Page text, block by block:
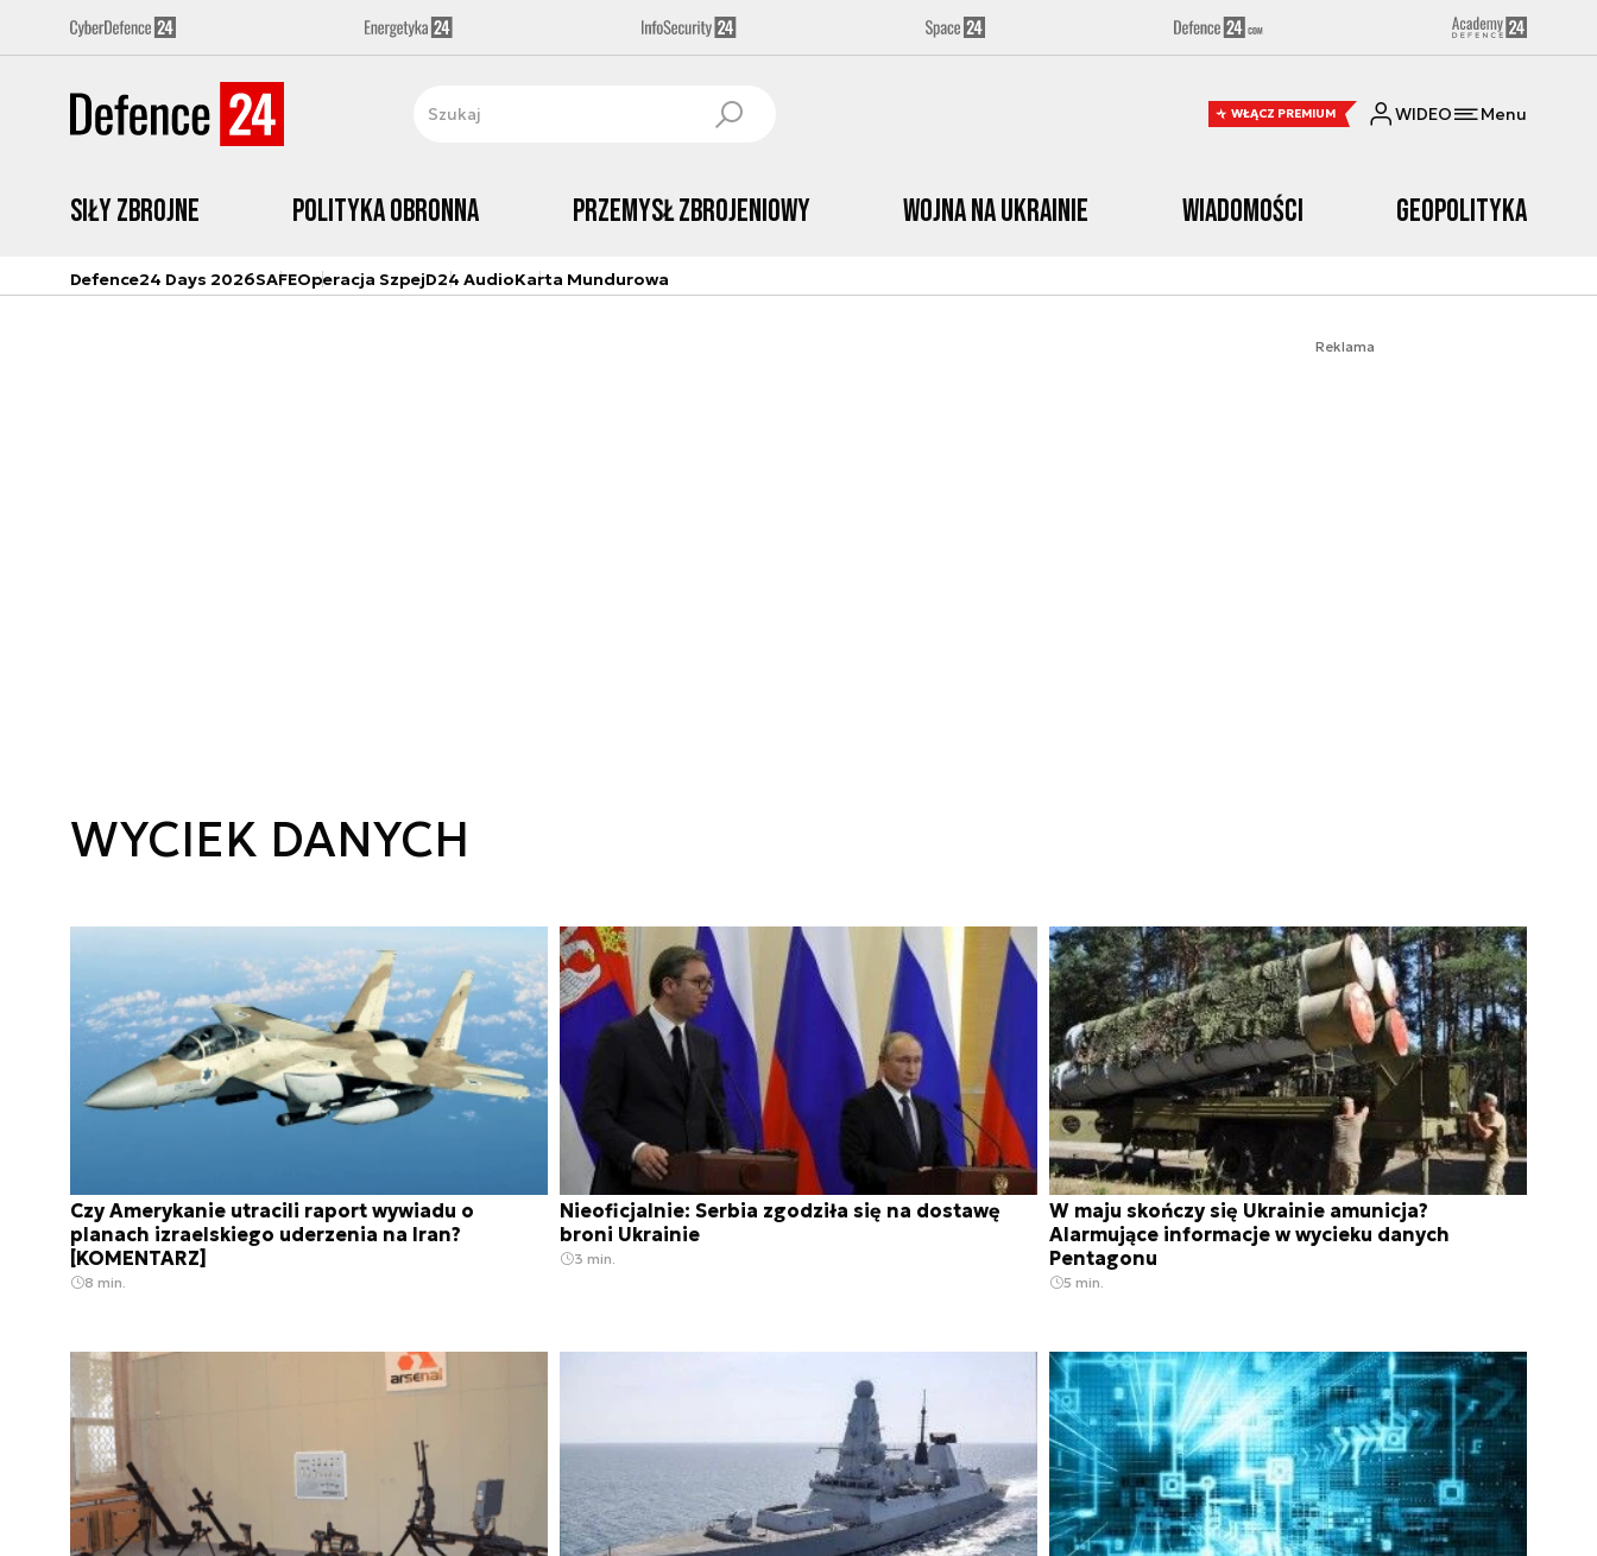
WŁĄCZ PREMIUM WIDEO Menu
Siły zbrojne Polityka obronna Przemysł Zbrojeniowy Wojna na Ukrainie Wiadomości Geopolityka
Defence24 Days 2026SAFEOperacja SzpejD24 AudioKarta Mundurowa
Reklama
WYCIEK DANYCH
Czy Amerykanie utracili raport wywiadu o
planach izraelskiego uderzenia na Iran?
[KOMENTARZ]
8 min.
Nieoficjalnie: Serbia zgodziła się na dostawę
broni Ukrainie
3 min.
W maju skończy się Ukrainie amunicja?
Alarmujące informacje w wycieku danych
Pentagonu
5 min.